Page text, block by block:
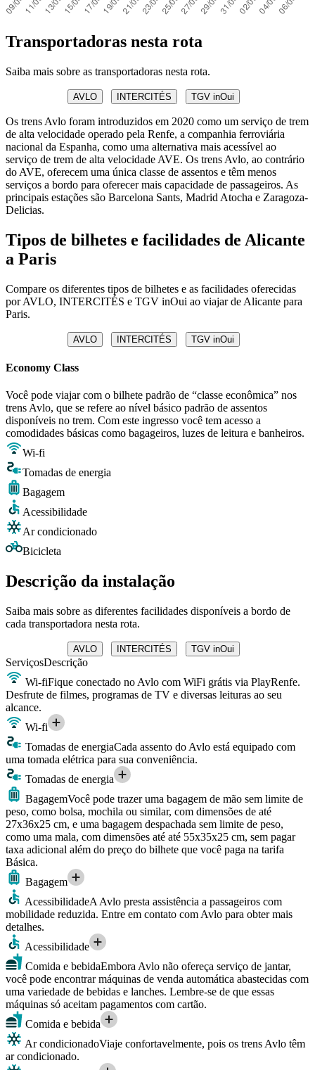
Transportadoras nesta rota
Saiba mais sobre as transportadoras nesta rota.
AVLO INTERCITÉS TGV inOui
Os trens Avlo foram introduzidos em 2020 como um serviço de trem
de alta velocidade operado pela Renfe, a companhia ferroviária
nacional da Espanha, como uma alternativa mais acessível ao
serviço de trem de alta velocidade AVE. Os trens Avlo, ao contrário
do AVE, oferecem uma única classe de assentos e têm menos
serviços a bordo para oferecer mais capacidade de passageiros. As
principais estações são Barcelona Sants, Madrid Atocha e Zaragoza-
Delicias.
Tipos de bilhetes e facilidades de Alicante
a Paris
Compare os diferentes tipos de bilhetes e as facilidades oferecidas
por AVLO, INTERCITÉS e TGV inOui ao viajar de Alicante para
Paris.
AVLO INTERCITÉS TGV inOui
Economy Class
Você pode viajar com o bilhete padrão de “classe econômica” nos
trens Avlo, que se refere ao nível básico padrão de assentos
disponíveis no trem. Com este ingresso você tem acesso a
comodidades básicas como bagageiros, luzes de leitura e banheiros.
Wi-fi
Tomadas de energia
Bagagem
Acessibilidade
Ar condicionado
Bicicleta
Descrição da instalação
Saiba mais sobre as diferentes facilidades disponíveis a bordo de
cada transportadora nesta rota.
AVLO INTERCITÉS TGV inOui
ServiçosDescrição
Wi-fiFique conectado no Avlo com WiFi grátis via PlayRenfe.
Desfrute de filmes, programas de TV e diversas leituras ao seu
alcance.
Wi-fi
Tomadas de energiaCada assento do Avlo está equipado com
uma tomada elétrica para sua conveniência.
Tomadas de energia
BagagemVocê pode trazer uma bagagem de mão sem limite de
peso, como bolsa, mochila ou similar, com dimensões de até
27x36x25 cm, e uma bagagem despachada sem limite de peso,
como uma mala, com dimensões até até 55x35x25 cm, sem pagar
taxa adicional além do preço do bilhete que você paga na tarifa
Básica.
Bagagem
AcessibilidadeA Avlo presta assistência a passageiros com
mobilidade reduzida. Entre em contato com Avlo para obter mais
detalhes.
Acessibilidade
Comida e bebidaEmbora Avlo não ofereça serviço de jantar,
você pode encontrar máquinas de venda automática abastecidas com
uma variedade de bebidas e lanches. Lembre-se de que essas
máquinas só aceitam pagamentos com cartão.
Comida e bebida
Ar condicionadoViaje confortavelmente, pois os trens Avlo têm
ar condicionado.